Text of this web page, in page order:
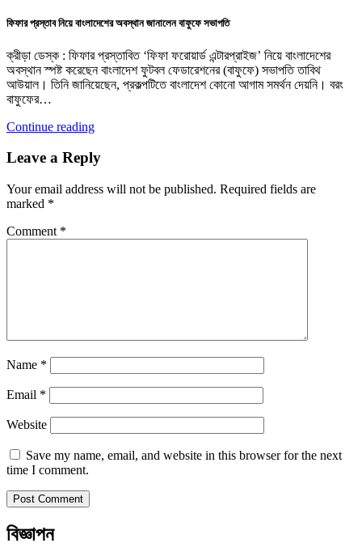
ফিফার প্রস্তাব নিয়ে বাংলাদেশের অবস্থান জানালেন বাফুফে সভাপতি
ক্রীড়া ডেস্ক : ফিফার প্রস্তাবিত ‘ফিফা ফরোয়ার্ড এন্টারপ্রাইজ’ নিয়ে বাংলাদেশের
অবস্থান স্পষ্ট করেছেন বাংলাদেশ ফুটবল ফেডারেশনের (বাফুফে) সভাপতি তাবিথ
আউয়াল। তিনি জানিয়েছেন, প্রকল্পটিতে বাংলাদেশ কোনো আগাম সমর্থন দেয়নি। বরং
বাফুফের…
Continue reading
Leave a Reply
Your email address will not be published. Required fields are
marked *
Comment *
Name *
Email *
Website
Save my name, email, and website in this browser for the next
time I comment.
বিজ্ঞাপন